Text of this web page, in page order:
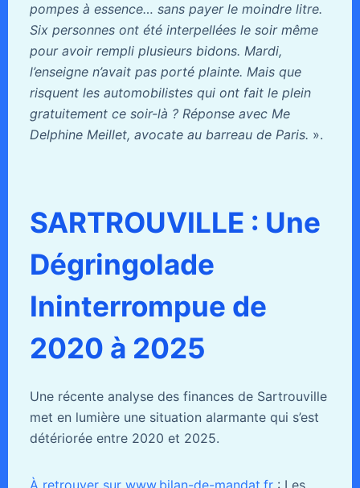
pompes à essence… sans payer le moindre litre.
Six personnes ont été interpellées le soir même
pour avoir rempli plusieurs bidons. Mardi,
l’enseigne n’avait pas porté plainte. Mais que
risquent les automobilistes qui ont fait le plein
gratuitement ce soir-là ? Réponse avec Me
Delphine Meillet, avocate au barreau de Paris. ».
SARTROUVILLE : Une
Dégringolade
Ininterrompue de
2020 à 2025
Une récente analyse des finances de Sartrouville
met en lumière une situation alarmante qui s’est
détériorée entre 2020 et 2025.
À retrouver sur www.bilan-de-mandat.fr: Les